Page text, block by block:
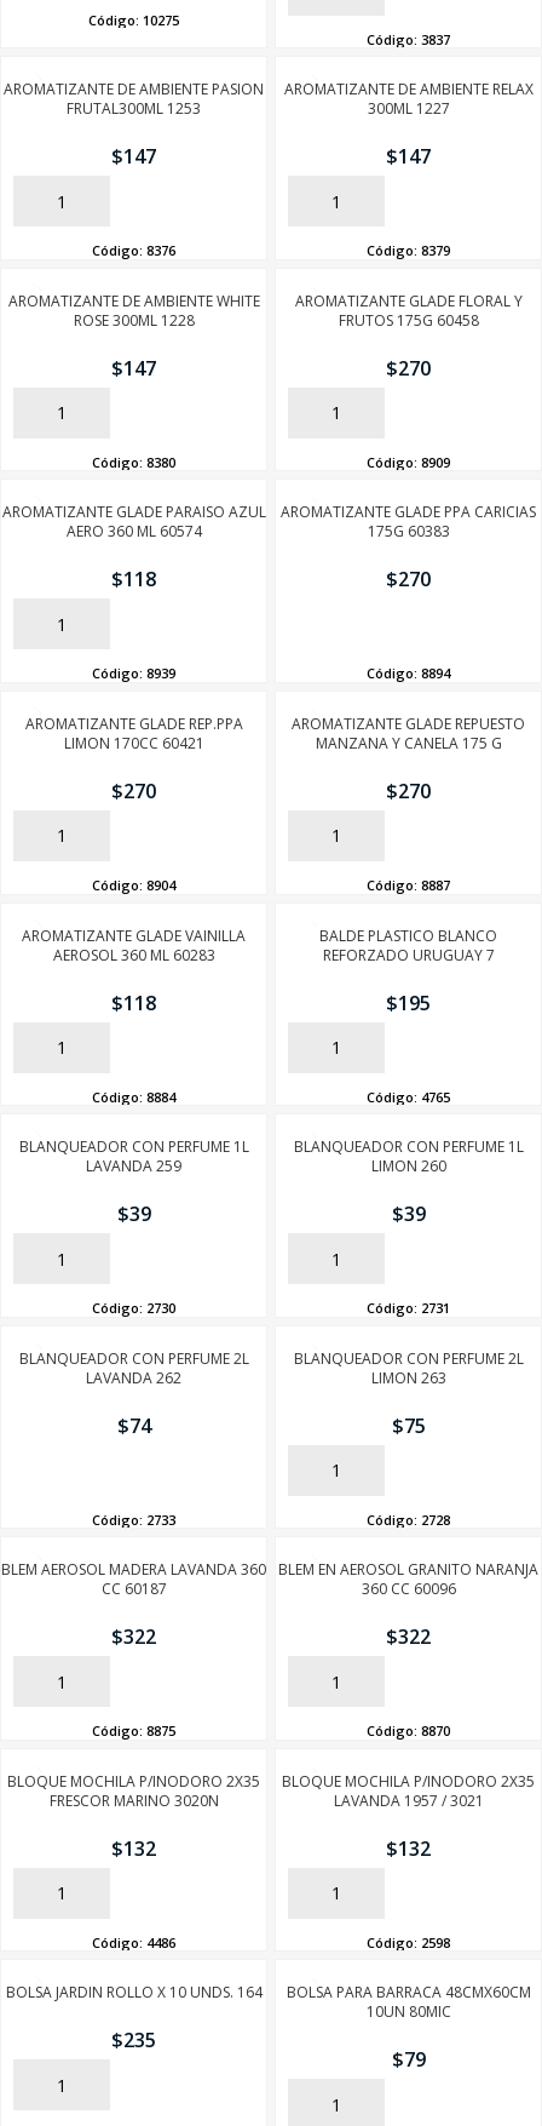
Código: 10275
Código: 3837
AROMATIZANTE DE AMBIENTE PASION
FRUTAL300ML 1253
$147
AÑADIR
Código: 8376
AROMATIZANTE DE AMBIENTE RELAX
300ML 1227
$147
AÑADIR
Código: 8379
AROMATIZANTE DE AMBIENTE WHITE
ROSE 300ML 1228
$147
AÑADIR
Código: 8380
AROMATIZANTE GLADE FLORAL Y
FRUTOS 175G 60458
$270
AÑADIR
Código: 8909
AROMATIZANTE GLADE PARAISO AZUL
AERO 360 ML 60574
$118
AÑADIR
Código: 8939
AROMATIZANTE GLADE PPA CARICIAS
175G 60383
$270
Código: 8894
AROMATIZANTE GLADE REP.PPA
LIMON 170CC 60421
$270
AÑADIR
Código: 8904
AROMATIZANTE GLADE REPUESTO
MANZANA Y CANELA 175 G
$270
AÑADIR
Código: 8887
AROMATIZANTE GLADE VAINILLA
AEROSOL 360 ML 60283
$118
AÑADIR
Código: 8884
BALDE PLASTICO BLANCO
REFORZADO URUGUAY 7
$195
AÑADIR
Código: 4765
BLANQUEADOR CON PERFUME 1L
LAVANDA 259
$39
AÑADIR
Código: 2730
BLANQUEADOR CON PERFUME 1L
LIMON 260
$39
AÑADIR
Código: 2731
BLANQUEADOR CON PERFUME 2L
LAVANDA 262
$74
Código: 2733
BLANQUEADOR CON PERFUME 2L
LIMON 263
$75
AÑADIR
Código: 2728
BLEM AEROSOL MADERA LAVANDA 360
CC 60187
$322
AÑADIR
Código: 8875
BLEM EN AEROSOL GRANITO NARANJA
360 CC 60096
$322
AÑADIR
Código: 8870
BLOQUE MOCHILA P/INODORO 2X35
FRESCOR MARINO 3020N
$132
AÑADIR
Código: 4486
BLOQUE MOCHILA P/INODORO 2X35
LAVANDA 1957 / 3021
$132
AÑADIR
Código: 2598
BOLSA JARDIN ROLLO X 10 UNDS. 164
$235
AÑADIR
BOLSA PARA BARRACA 48CMX60CM
10UN 80MIC
$79
AÑADIR